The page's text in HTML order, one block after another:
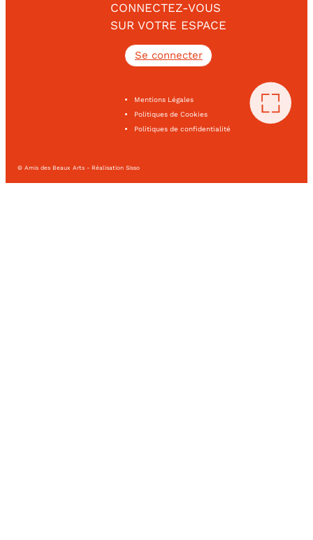
CONNECTEZ-VOUS
SUR VOTRE ESPACE
Se connecter
Mentions Légales
Politiques de Cookies
Politiques de confidentialité
© Amis des Beaux Arts - Réalisation Sisso